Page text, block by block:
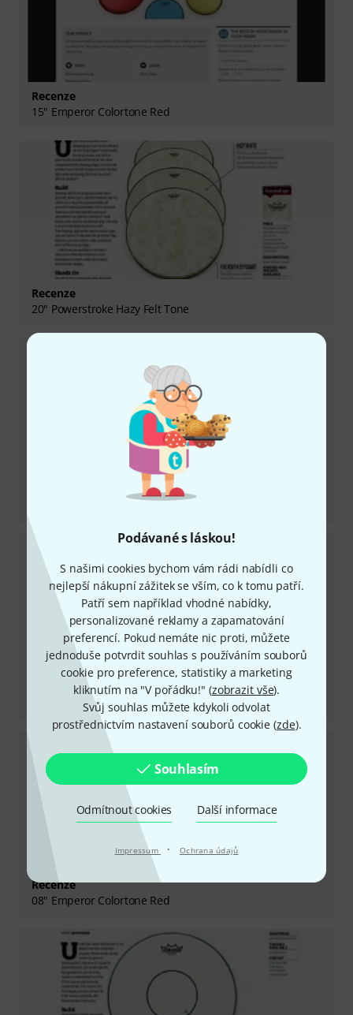
Podávané s láskou!
S našimi cookies bychom vám rádi nabídli co
nejlepší nákupní zážitek se vším, co k tomu patří.
Patří sem například vhodné nabídky,
personalizované reklamy a zapamatování
preferencí. Pokud nemáte nic proti, můžete
jednoduše potvrdit souhlas s používáním souborů
cookie pro preference, statistiky a marketing
kliknutím na "V pořádku!" (zobrazit vše).
Svůj souhlas můžete kdykoli odvolat
prostřednictvím nastavení souborů cookie (zde).
Souhlasím
Odmítnout cookies Další informace
Impressum · Ochrana údajů
Recenze
15" Emperor Colortone Red
Recenze
20" Powerstroke Hazy Felt Tone
Recenze
14" Ambassador X Coated
Recenze
08" Emperor Colortone Red